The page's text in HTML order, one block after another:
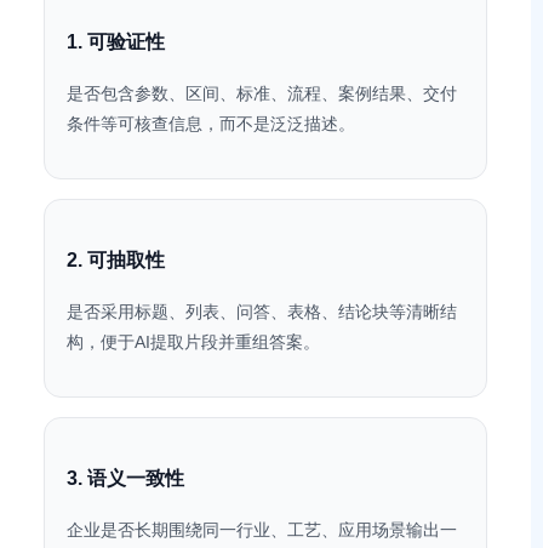
1. 可验证性
是否包含参数、区间、标准、流程、案例结果、交付
条件等可核查信息，而不是泛泛描述。
2. 可抽取性
是否采用标题、列表、问答、表格、结论块等清晰结
构，便于AI提取片段并重组答案。
3. 语义一致性
企业是否长期围绕同一行业、工艺、应用场景输出一